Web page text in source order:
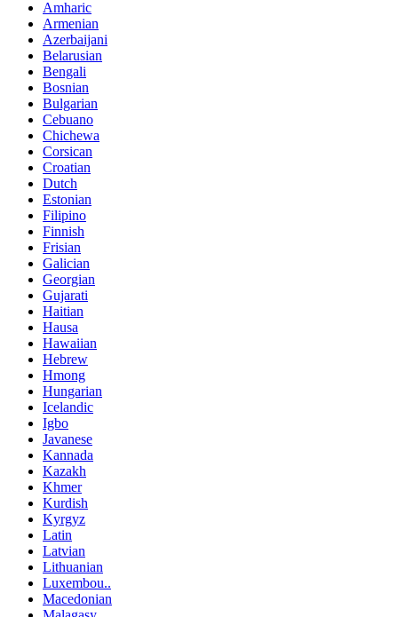
Amharic
Armenian
Azerbaijani
Belarusian
Bengali
Bosnian
Bulgarian
Cebuano
Chichewa
Corsican
Croatian
Dutch
Estonian
Filipino
Finnish
Frisian
Galician
Georgian
Gujarati
Haitian
Hausa
Hawaiian
Hebrew
Hmong
Hungarian
Icelandic
Igbo
Javanese
Kannada
Kazakh
Khmer
Kurdish
Kyrgyz
Latin
Latvian
Lithuanian
Luxembou..
Macedonian